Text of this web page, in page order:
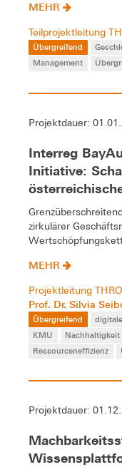
MEHR
Teilprojektleitung
Übergreifend
Management
Projektdauer:
Interreg
Initiative:
zirkulärer
MEHR
Projektleitung
Prof. Dr. Silvia
Übergreifend
KMU
Nachhaltigkeit
Ressourceneffizienz
Projektdauer: